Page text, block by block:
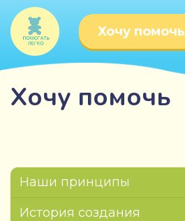
Хочу помочь
Хочу помочь
Наши принципы
История создания